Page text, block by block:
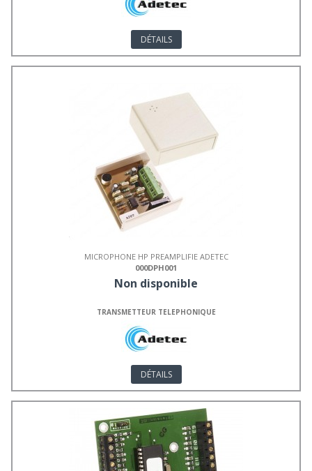
DÉTAILS
MICROPHONE HP PREAMPLIFIE ADETEC
000DPH001
Non disponible
TRANSMETTEUR TELEPHONIQUE
DÉTAILS